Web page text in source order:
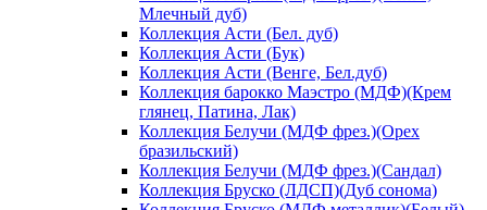
Млечный дуб)
Коллекция Асти (Бел. дуб)
Коллекция Асти (Бук)
Коллекция Асти (Венге, Бел.дуб)
Коллекция барокко Маэстро (МДФ)(Крем
глянец, Патина, Лак)
Коллекция Белучи (МДФ фрез.)(Орех
бразильский)
Коллекция Белучи (МДФ фрез.)(Сандал)
Коллекция Бруско (ЛДСП)(Дуб сонома)